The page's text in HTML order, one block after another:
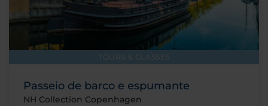
TOURS & CLASSES
Passeio de barco e espumante
NH Collection Copenhagen